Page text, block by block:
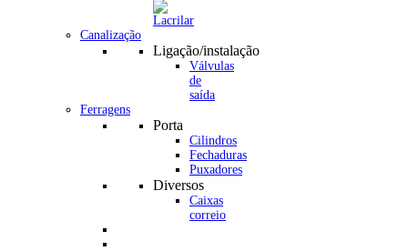
Canalização
Ligação/instalação
Válvulas
de
saída
Ferragens
Porta
Cilindros
Fechaduras
Puxadores
Diversos
Caixas
correio